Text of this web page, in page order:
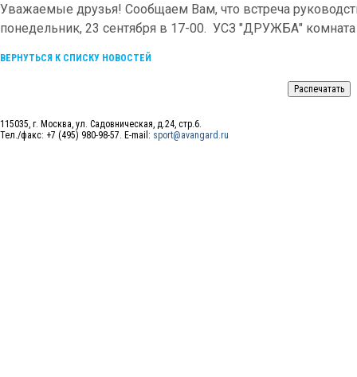
Уважаемые друзья! Сообщаем Вам, что встреча
понедельник, 23 сентября в 17-00. УСЗ "ДРУЖБА"
ВЕРНУТЬСЯ К СПИСКУ НОВОСТЕЙ
115035, г. Москва, ул. Садовническая, д.24, стр.6.
Тел./факс: +7 (495) 980-98-57. E-mail: sport@avangard.ru